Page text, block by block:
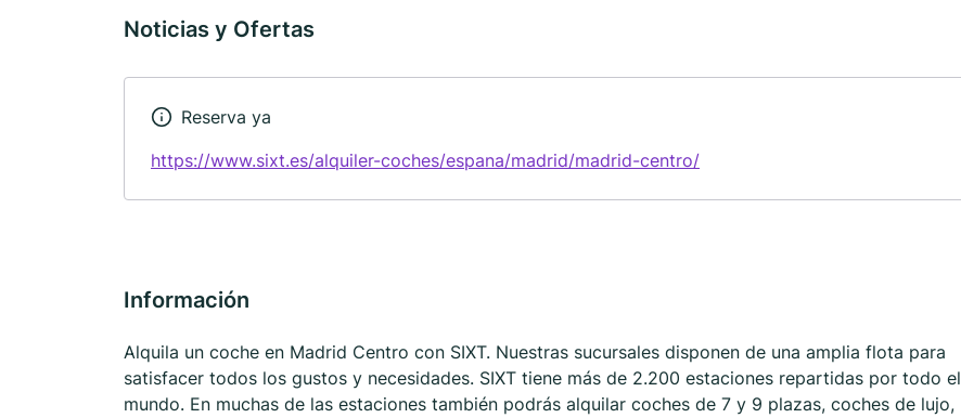
Noticias y Ofertas
Reserva ya
https://www.sixt.es/alquiler-coches/espana/madrid/madrid-centro/
Información
Alquila un coche en Madrid Centro con SIXT. Nuestras sucursales disponen de una amplia flota para
satisfacer todos los gustos y necesidades. SIXT tiene más de 2.200 estaciones repartidas por todo el
mundo. En muchas de las estaciones también podrás alquilar coches de 7 y 9 plazas, coches de lujo,